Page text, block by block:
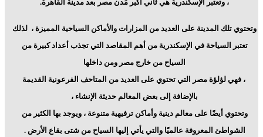
، وتعتبر الإسكندرية هي ثاني أكبر مُدن مصر بعد مدينة القاهرة.
وتحتوي تلك المدينة على العديد من المزارات والأماكن السياحية المميزة ، لذلك
تعتبر السياحة في الإسكندرية من أهم المقاصد التي تجذب أعداد كبيرة من
السياح من خارج مصر ومن داخلها
، فهي لؤلؤة مصر التي تحتوي على العديد من المتاحف الفرعونية القديمة
بالإضافة إلى بعض المعالم حديثة الإنشاء ،
وتحتوي أيضًا على معالم دينية وأماكن ترفيهية متنوعة ، ويوجد بها الكثير من
الشواطئ المعروفة عالميًا والتي يأتي إليها السياح من شتى بقاع الأرض .